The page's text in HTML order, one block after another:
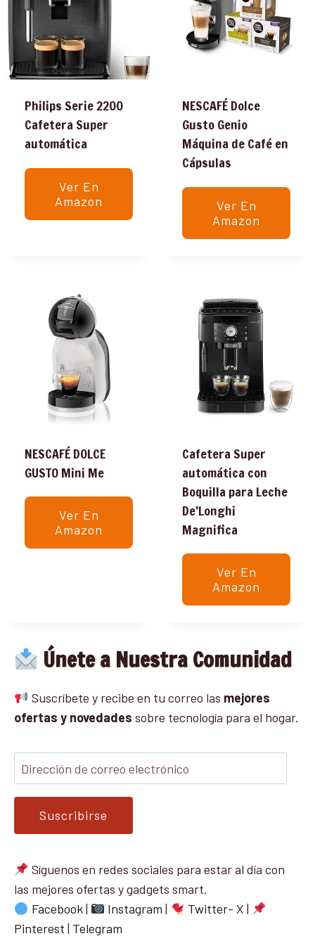
Philips Serie 2200
Cafetera Super
automática
Ver En
Amazon
NESCAFÉ Dolce
Gusto Genio
Máquina de Café en
Cápsulas
Ver En
Amazon
NESCAFÉ DOLCE
GUSTO Mini Me
Ver En
Amazon
Cafetera Super
automática con
Boquilla para Leche
De’Longhi
Magnifica
Ver En
Amazon
Únete a Nuestra Comunidad
Suscríbete y recibe en tu correo las mejores
ofertas y novedades sobre tecnología para el hogar.
Suscribirse
Síguenos en redes sociales para estar al día con
las mejores ofertas y gadgets smart.
Facebook| Instagram | Twitter- X |
Pinterest | Telegram